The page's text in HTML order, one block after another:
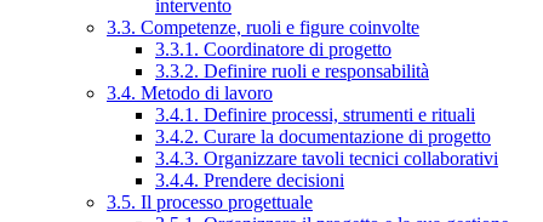
intervento
3.3. Competenze, ruoli e figure coinvolte
3.3.1. Coordinatore di progetto
3.3.2. Definire ruoli e responsabilità
3.4. Metodo di lavoro
3.4.1. Definire processi, strumenti e rituali
3.4.2. Curare la documentazione di progetto
3.4.3. Organizzare tavoli tecnici collaborativi
3.4.4. Prendere decisioni
3.5. Il processo progettuale